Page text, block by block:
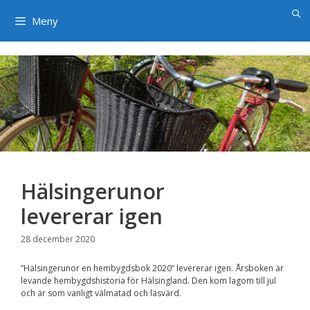
Meny
Hälsingerunor
levererar igen
28 december 2020
”Hälsingerunor en hembygdsbok 2020” levererar igen. Årsboken är
levande hembygdshistoria för Hälsingland. Den kom lagom till jul
och är som vanligt välmatad och läsvärd.
×